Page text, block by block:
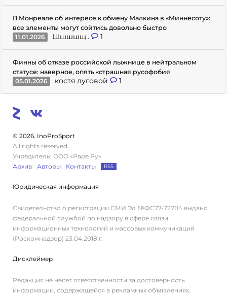
В Монреале об интересе к обмену Малкина в «Миннесоту»:
все элементы могут сойтись довольно быстро
11.01.2026
Шшшшщ.. 1
Финны об отказе российской лыжнице в нейтральном
статусе: наверное, опять «страшная русофобия
05.01.2026
костя луговой 1
© 2026. InoProSport
All rights reserved.
Учредитель: ООО «Раре.Ру»
Архив
Авторы Контакты RSS
Юридическая информация
Свидетельство о регистрации СМИ Эл №ФС77-72704 выдано
федеральной службой по надзору в сфере связи,
информационных технологий и массовых коммуникаций
(Роскомнадзор) 23.04.2018 г.
Дисклеймер
Редакция не несет ответственности за достоверность
информации, содержащейся в рекламных объявлениях.